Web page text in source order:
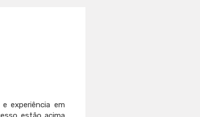
experiência em